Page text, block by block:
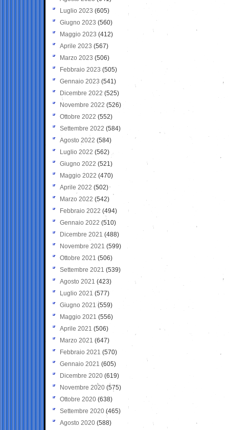
Luglio 2023 (605)
Giugno 2023 (560)
Maggio 2023 (412)
Aprile 2023 (567)
Marzo 2023 (506)
Febbraio 2023 (505)
Gennaio 2023 (541)
Dicembre 2022 (525)
Novembre 2022 (526)
Ottobre 2022 (552)
Settembre 2022 (584)
Agosto 2022 (584)
Luglio 2022 (562)
Giugno 2022 (521)
Maggio 2022 (470)
Aprile 2022 (502)
Marzo 2022 (542)
Febbraio 2022 (494)
Gennaio 2022 (510)
Dicembre 2021 (488)
Novembre 2021 (599)
Ottobre 2021 (506)
Settembre 2021 (539)
Agosto 2021 (423)
Luglio 2021 (577)
Giugno 2021(559)
Maggio 2021 (556)
Aprile 2021 (506)
Marzo 2021 (647)
Febbraio 2021 (570)
Gennaio 2021 (605)
Dicembre 2020 (619)
Novembre 2020 (575)
Ottobre 2020 (638)
Settembre 2020(465)
Agosto 2020 (588)